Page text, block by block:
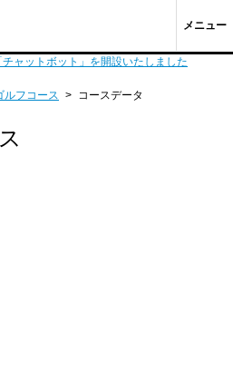
メニュー
ャットボット」を開設いたしました
ルフコース > コースデータ